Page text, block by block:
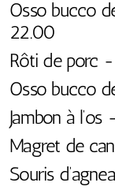
Osso bucco
22.00
Rôti de porc
Osso bucco
Jambon à
Magret de
Souris